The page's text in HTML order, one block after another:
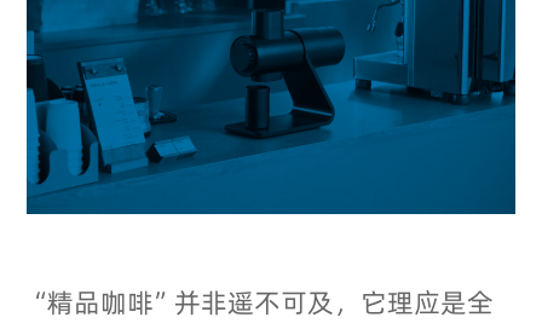
“精品咖啡”并非遥不可及，它理应是全